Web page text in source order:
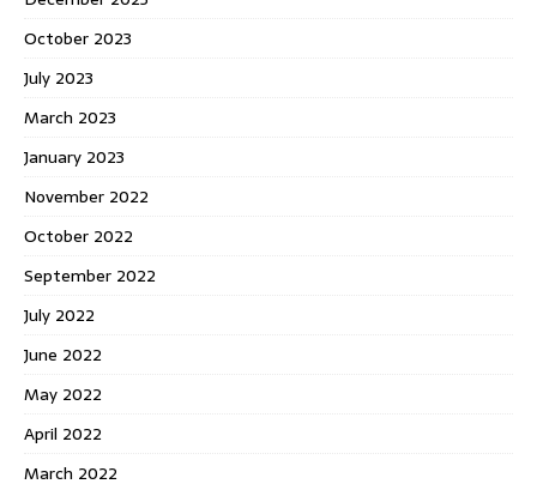
October 2023
July 2023
March 2023
January 2023
November 2022
October 2022
September 2022
July 2022
June 2022
May 2022
April 2022
March 2022